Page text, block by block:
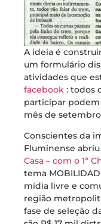
A ideia é
um formulário
atividades que
facebook : todos
participar podem
mês de
Conscientes da
Fluminense
Casa – com o 1ª
tema
mídia livre e
região
fase de seleção